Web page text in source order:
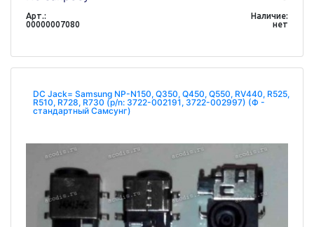
Арт.:
00000007080
Наличие:
нет
DC Jack= Samsung NP-N150, Q350, Q450, Q550, RV440, R525,
R510, R728, R730 (p/n: 3722-002191, 3722-002997) (Ф -
стандартный Самсунг)